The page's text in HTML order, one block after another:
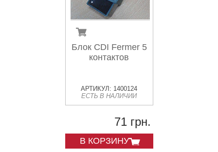
Блок CDI Fermer 5
контактов
АРТИКУЛ: 1400124
ЕСТЬ В НАЛИЧИИ
71 грн.
В КОРЗИНУ